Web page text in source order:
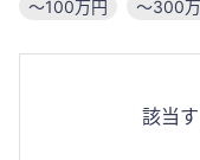
〜100万円 〜300
該当